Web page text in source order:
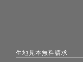
生地見本無料請求